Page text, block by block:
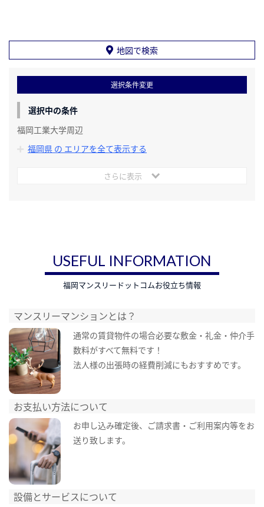
地図で検索
選択条件変更
選択中の条件
福岡工業大学周辺
福岡県 の エリアを全て表示する
さらに表示
USEFUL INFORMATION
福岡マンスリードットコムお役立ち情報
マンスリーマンションとは？
通常の賃貸物件の場合必要な敷金・礼金・仲介手
数料がすべて無料です！
法人様の出張時の経費削減にもおすすめです。
お支払い方法について
お申し込み確定後、ご請求書・ご利用案内等をお
送り致します。
設備とサービスについて